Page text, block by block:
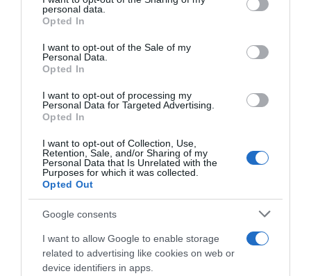
grant or deny consent to Google and its third-party tags to
use your data for below specified purposes in below Google
consent section.
personal data.
Opted In
I want to opt-out of the Sale of my
Personal Data.
Opted In
I want to opt-out of processing my
Personal Data for Targeted Advertising.
Opted In
I want to opt-out of Collection, Use,
Retention, Sale, and/or Sharing of my
Personal Data that Is Unrelated with the
Purposes for which it was collected.
Opted Out
Google consents
I want to allow Google to enable storage
related to advertising like cookies on web or
device identifiers in apps.
Παρακαλώ Περιμένετε...
ΔΕΥΤΕΡΑ – ΡΕΜΟΣ ΑΝΤΩΝΗΣ
Παρακαλώ Περιμένετε...